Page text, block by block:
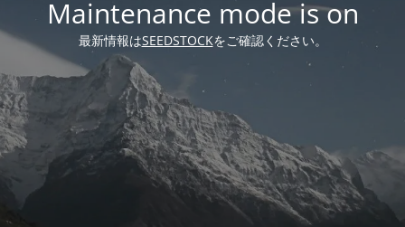
Maintenance mode is on
最新情報はSEEDSTOCKをご確認ください。